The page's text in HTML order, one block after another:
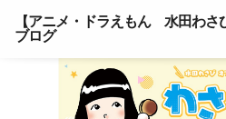
【アニメ・ドラえもん 水田わ
ブログ